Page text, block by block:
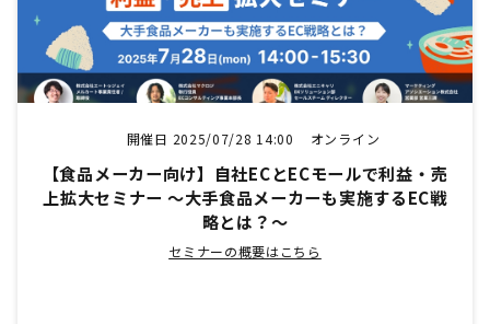
開催日 2025/07/28 14:00 オンライン
【食品メーカー向け】自社ECとECモールで利益・売
上拡大セミナー ～大手食品メーカーも実施するEC戦
略とは？～
セミナーの概要はこちら